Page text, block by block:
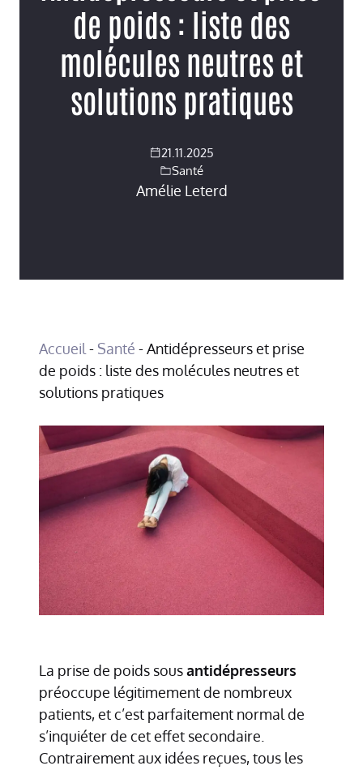
de poids : liste des
molécules neutres et
solutions pratiques
21.11.2025
Santé
Amélie Leterd
Accueil - Santé -Antidépresseurs et prise
de poids : liste des molécules neutres et
solutions pratiques
La prise de poids sousantidépresseurs
préoccupe légitimement de nombreux
patients, et c’est parfaitement normal de
s’inquiéter de cet effet secondaire.
Contrairement aux idées reçues, tous les